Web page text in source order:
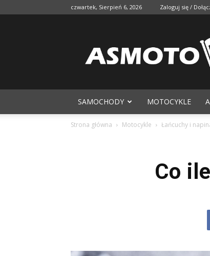
czwartek, Sierpień 6, 2026 Zaloguj się /
SAMOCHODY MOTOCYKLE
Strona główna Motocykle Łańcuchy i
Co